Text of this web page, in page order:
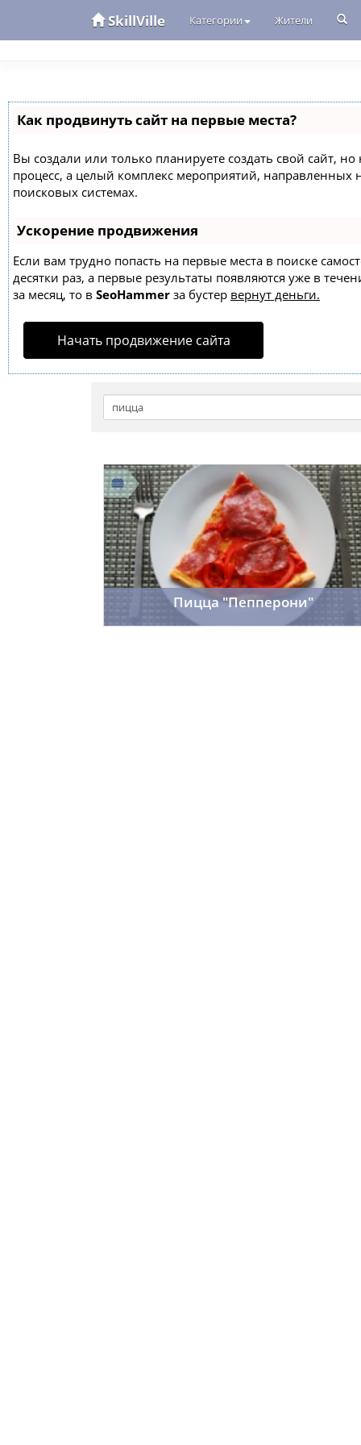
SkillVille Категории Жители
Как продвинуть сайт на первые места?
Вы создали или только планируете создать свой сайт,
процесс, а целый комплекс мероприятий,
поисковых системах.
Ускорение продвижения
Если вам трудно попасть на первые места в поиске
десятки раз, а первые результаты появляются уже в
за месяц, то в SeoHammer за бустер вернут деньги.
Начать продвижение сайта
Пицца "Пепперони"